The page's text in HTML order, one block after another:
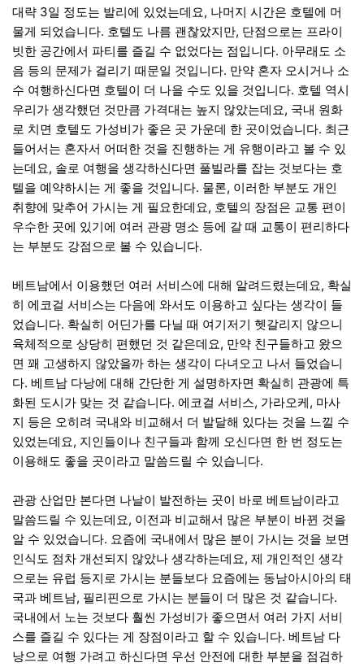
대략 3일 정도는 발리에 있었는데요, 나머지 시간은 호텔에 머
물게 되었습니다. 호텔도 나름 괜찮았지만, 단점으로는 프라이
빗한 공간에서 파티를 즐길 수 없었다는 점입니다. 아무래도 소
음 등의 문제가 걸리기 때문일 것입니다. 만약 혼자 오시거나 소
수 여행하신다면 호텔이 더 나을 수도 있을 것입니다. 호텔 역시
우리가 생각했던 것만큼 가격대는 높지 않았는데요, 국내 원화
로 치면 호텔도 가성비가 좋은 곳 가운데 한 곳이었습니다. 최근
들어서는 혼자서 어떠한 것을 진행하는 게 유행이라고 볼 수 있
는데요, 솔로 여행을 생각하신다면 풀빌라를 잡는 것보다는 호
텔을 예약하시는 게 좋을 것입니다. 물론, 이러한 부분도 개인
취향에 맞추어 가시는 게 필요한데요, 호텔의 장점은 교통 편이
우수한 곳에 있기에 여러 관광 명소 등에 갈 때 교통이 편리하다
는 부분도 강점으로 볼 수 있습니다.
베트남에서 이용했던 여러 서비스에 대해 알려드렸는데요, 확실
히 에코걸 서비스는 다음에 와서도 이용하고 싶다는 생각이 들
었습니다. 확실히 어딘가를 다닐 때 여기저기 헷갈리지 않으니
육체적으로 상당히 편했던 것 같은데요, 만약 친구들하고 왔으
면 꽤 고생하지 않았을까 하는 생각이 다녀오고 나서 들었습니
다. 베트남 다낭에 대해 간단한 게 설명하자면 확실히 관광에 특
화된 도시가 맞는 것 같습니다. 에코걸 서비스, 가라오케, 마사
지 등은 오히려 국내와 비교해서 더 발달해 있다는 것을 느낄 수
있었는데요, 지인들이나 친구들과 함께 오신다면 한 번 정도는
이용해도 좋을 곳이라고 말씀드릴 수 있습니다.
관광 산업만 본다면 나날이 발전하는 곳이 바로 베트남이라고
말씀드릴 수 있는데요, 이전과 비교해서 많은 부분이 바뀐 것을
알 수 있었습니다. 요즘에 국내에서 많은 분이 가시는 것을 보면
인식도 점차 개선되지 않았나 생각하는데요, 제 개인적인 생각
으로는 유럽 등지로 가시는 분들보다 요즘에는 동남아시아의 태
국과 베트남, 필리핀으로 가시는 분들이 더 많은 것 같습니다.
국내에서 노는 것보다 훨씬 가성비가 좋으면서 여러 가지 서비
스를 즐길 수 있다는 게 장점이라고 할 수 있습니다. 베트남 다
낭으로 여행 가려고 하신다면 우선 안전에 대한 부분을 점검하